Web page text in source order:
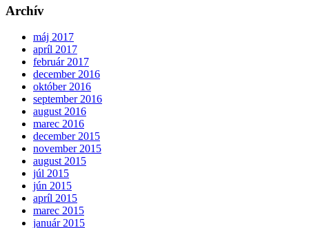
Archív
máj 2017
apríl 2017
február 2017
december 2016
október 2016
september 2016
august 2016
marec 2016
december 2015
november 2015
august 2015
júl 2015
jún 2015
apríl 2015
marec 2015
január 2015